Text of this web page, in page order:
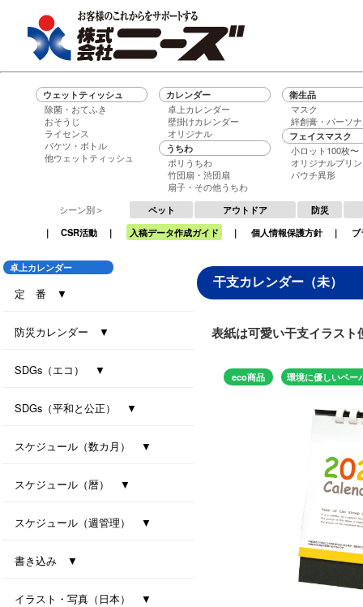
ウェットティッシュ
除菌・おてふき
おそうじ
ライセンス
バケツ・ボトル
他ウェットティッシュ
カレンダー
卓上カレンダー
壁掛けカレンダー
オリジナル
うちわ
ポリうちわ
竹団扇・渋団扇
扇子・その他うちわ
衛生品
マスク
絆創膏・パーソ
フェイスマスク
小ロット100枚〜
オリジナルプリ
パウチ異形
シーン別＞ ペット アウトドア
防災
｜ CSR活動 ｜ 入稿データ作成ガイド ｜ 個人情報保護方針 ｜
卓上カレンダー
定 番 ▼
セブンデイズセブンカラーズ（大）
セブンデイズセブンカラーズ（小）
エコグリーン（大）
エコ ブラウン（大）
エコ ブラウン（小）
セブンデイズセブンカラーズ（eco7）
インデックス・セブンカラーズ (All eco)
インデックス・セブンカラーズ
防災カレンダー ▼
SDGs（エコ） ▼
ｾﾊﾟﾚｰﾄ・ﾂｰﾏﾝｽ・7ｶﾗｰｽﾞ(All eco)
シンプル・セブンカラーズ (All eco)
種付き卓上カレンダー(ﾊﾞｼﾞﾙ)
種付き卓上カレンダー(ｸﾛｰﾊﾞｰ)
SDGs（平和と公正） ▼
卓上カレンダー Orizuru-smart-
スケジュール（数カ月） ▼
オールウェイズ･3マンス･7カラーズ
干支カレンダー（午）(All eco)
スリーマンスセブンカラーズ
スケジュール（暦） ▼
シンプルデイス（六曜なし）
スケジュール（週管理） ▼
月の満ち欠けと潮回り
インデックス・モノクロ
マンデースタート ビジネス
卓上シックスウィークス
書き込み ▼
ワークライフ・セブンカラーズ
卓上プラリングカレンダー（小）
卓上プラリングカレンダー（大）
イラスト・写真（日本） ▼
干支カレンダー（未）
表紙は可愛い干支イラスト
eco商品 環境に優しいペー